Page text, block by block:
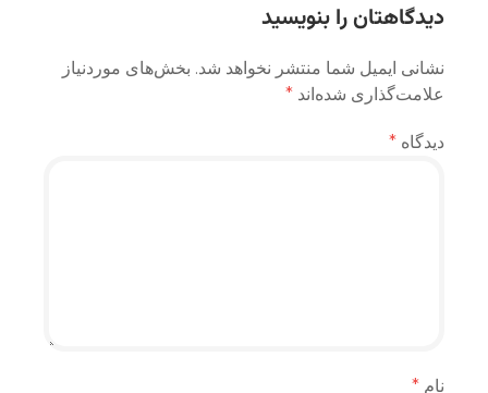
دیدگاهتان را بنویسید
نشانی ایمیل شما منتشر نخواهد شد. بخش‌های موردنیاز
علامت‌گذاری شده‌اند *
دیدگاه *
نام *